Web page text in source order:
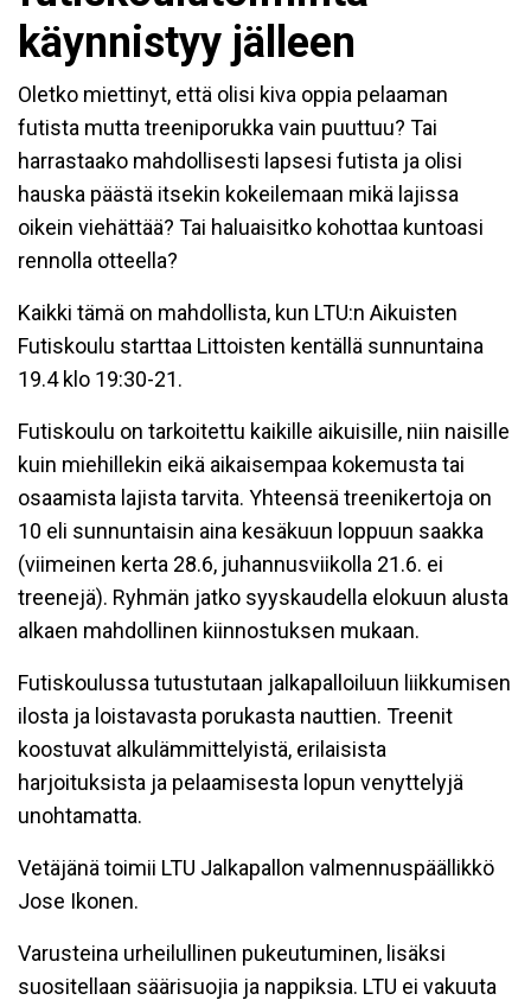
käynnistyy jälleen
Oletko miettinyt, että olisi kiva oppia pelaaman
futista mutta treeniporukka vain puuttuu? Tai
harrastaako mahdollisesti lapsesi futista ja olisi
hauska päästä itsekin kokeilemaan mikä lajissa
oikein viehättää? Tai haluaisitko kohottaa kuntoasi
rennolla otteella?
Kaikki tämä on mahdollista, kun LTU:n Aikuisten
Futiskoulu starttaa Littoisten kentällä sunnuntaina
19.4 klo 19:30-21.
Futiskoulu on tarkoitettu kaikille aikuisille, niin naisille
kuin miehillekin eikä aikaisempaa kokemusta tai
osaamista lajista tarvita. Yhteensä treenikertoja on
10 eli sunnuntaisin aina kesäkuun loppuun saakka
(viimeinen kerta 28.6, juhannusviikolla 21.6. ei
treenejä). Ryhmän jatko syyskaudella elokuun alusta
alkaen mahdollinen kiinnostuksen mukaan.
Futiskoulussa tutustutaan jalkapalloiluun liikkumisen
ilosta ja loistavasta porukasta nauttien. Treenit
koostuvat alkulämmittelyistä, erilaisista
harjoituksista ja pelaamisesta lopun venyttelyjä
unohtamatta.
Vetäjänä toimii LTU Jalkapallon valmennuspäällikkö
Jose Ikonen.
Varusteina urheilullinen pukeutuminen, lisäksi
suositellaan säärisuojia ja nappiksia. LTU ei vakuuta